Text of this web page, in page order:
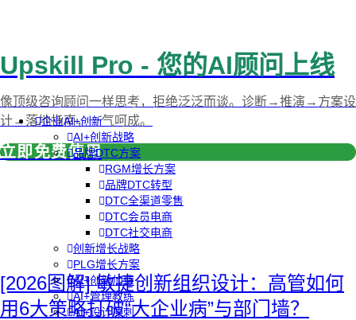
企业AI+创新
AI+创新战略
品牌DTC方案
RGM增长方案
品牌DTC转型
DTC全渠道零售
DTC会员电商
DTC社交电商
创新增长战略
PLG增长方案
AI+创新加速
AI+管理教练
AI+设计冲刺
Upskill Pro - 您的AI顾问上线
像顶级咨询顾问一样思考，拒绝泛泛而谈。诊断→推演→方案设
计→落地指南，一气呵成。
立即免费使用
[2026图解] 敏捷创新组织设计：高管如何
用6大策略打破“大企业病”与部门墙？